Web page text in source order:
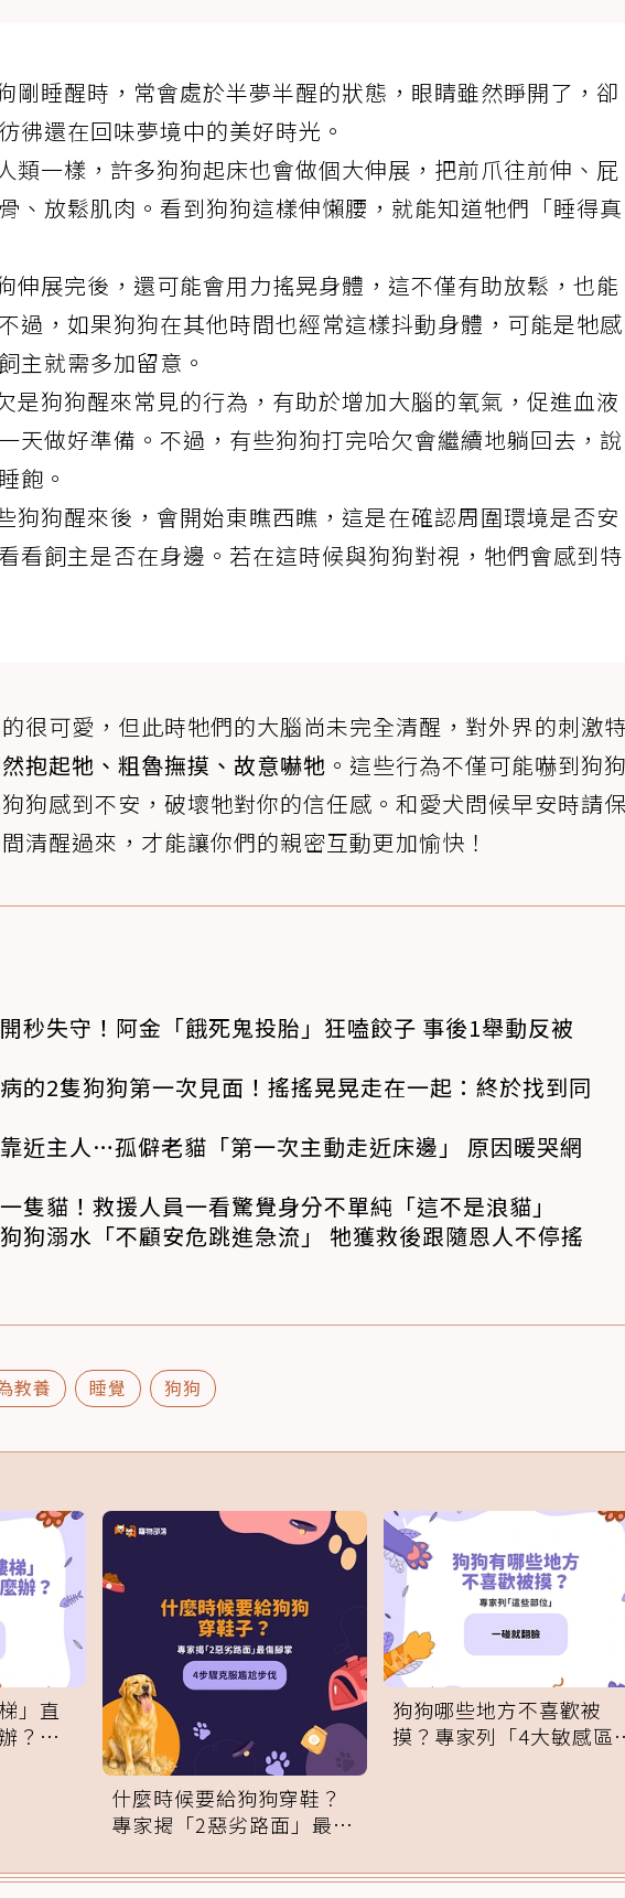
剛睡醒時，常會處於半夢半醒的狀態，眼睛雖然睜開了，卻
彿還在回味夢境中的美好時光。
類一樣，許多狗狗起床也會做個大伸展，把前爪往前伸、屁
、放鬆肌肉。看到狗狗這樣伸懶腰，就能知道牠們「睡得真
伸展完後，還可能會用力搖晃身體，這不僅有助放鬆，也能
過，如果狗狗在其他時間也經常這樣抖動身體，可能是牠感
主就需多加留意。
是狗狗醒來常見的行為，有助於增加大腦的氧氣，促進血液
天做好準備。不過，有些狗狗打完哈欠會繼續地躺回去，說
飽。
狗狗醒來後，會開始東瞧西瞧，這是在確認周圍環境是否安
看飼主是否在身邊。若在這時候與狗狗對視，牠們會感到特
很可愛，但此時牠們的大腦尚未完全清醒，對外界的刺激
抱起牠、粗魯撫摸、故意嚇牠 。這些行為不僅可能嚇到狗
狗感到不安，破壞牠對你的信任感。和愛犬問候早安時請
清醒過來，才能讓你們的親密互動更加愉快！
秒失守！阿金「餓死鬼投胎」狂嗑餃子 事後1舉動反被
的2隻狗狗第一次見面！搖搖晃晃走在一起：終於找到同
近主人…孤僻老貓「第一次主動走近床邊」 原因暖哭網
隻貓！救援人員一看驚覺身分不單純「這不是浪貓」
狗溺水「不顧安危跳進急流」 牠獲救後跟隨恩人不停搖
教養 睡覺 狗狗
」直
？專
什麼時候要給狗狗穿鞋？
專家揭「2惡劣路面」最傷
狗狗哪些地方不喜歡被
摸？專家列「4大敏感區